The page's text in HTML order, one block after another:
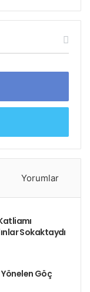
Yorumlar
Sokaktaydı
Göç